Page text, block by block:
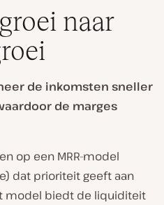
naar
de inkomsten sneller
de marges
op een MRR-model
dat prioriteit geeft aan
model biedt de liquiditeit